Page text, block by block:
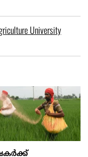
University